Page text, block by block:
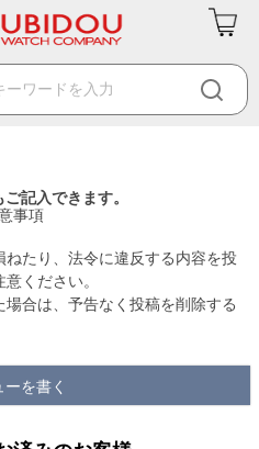
記入できます。
事項
たり、法令に違反する内容を投
ください。
合は、予告なく投稿を削除する
ーを書く